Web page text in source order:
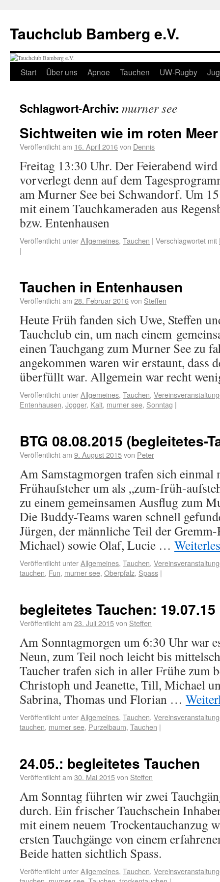
Tauchclub Bamberg e.V.
Start Über uns Apnoe Tauchen UW-Rugby
Schlagwort-Archiv: murner see
Sichtweiten wie im roten Meer
Veröffentlicht am 16. April 2016von Dennis
Freitag 13:30 Uhr. Der Feierabend
vorverlegt denn auf dem
am Murner See bei Schwandorf. Um
mit einem Tauchkameraden aus
bzw. Entenhausen
Veröffentlicht unterAllgemeines, Tauchen | Verschlagwortet mit
|
Tauchen in Entenhausen
Veröffentlicht am 28. Februar 2016von Steffen
Heute Früh fanden sich Uwe, Steffen
Tauchclub ein, um nach einem
einen Tauchgang zum Murner See zu
angekommen waren wir erstaunt, dass
überfüllt war. Allgemein war recht
Veröffentlicht unterAllgemeines, Tauchen,
Entenhausen, Jogger, Kalt, murner see, Sonntag |
BTG 08.08.2015 (begleitetes-
Veröffentlicht am 9. August 2015von Peter
Am Samstagmorgen trafen sich
Frühaufsteher um als „zum-früh-
zu einem gemeinsamen Ausflug zum
Die Buddy-Teams waren schnell
Jürgen, der männliche Teil der
Michael) sowie Olaf, Lucie …
Veröffentlicht unterAllgemeines, Tauchen,
tauchen, Fun, murner see, Oberpfalz, Spass |
begleitetes Tauchen:
Veröffentlicht am 23. Juli 2015von Steffen
Am Sonntagmorgen um 6:30 Uhr war
Neun, zum Teil noch leicht bis
Taucher trafen sich in aller Frühe zum
Christoph und Jeanette, Till, Michael
Sabrina, Thomas und Florian …
Veröffentlicht unterAllgemeines, Tauchen,
tauchen, murner see, Purzelbaum, Tauchen |
24.05.: begleitetes Tauchen
Veröffentlicht am 30. Mai 2015von Steffen
Am Sonntag führten wir zwei
durch. Ein frischer Tauchschein
mit einem neuem Trockentauchanzug
ersten Tauchgänge von einem
Beide hatten sichtlich Spass.
Veröffentlicht unterAllgemeines, Tauchen,